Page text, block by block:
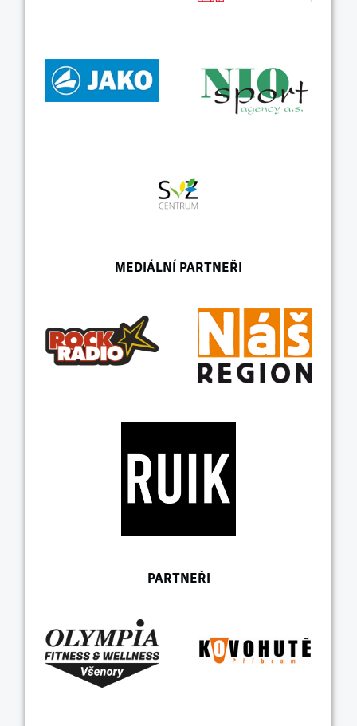
MEDIÁLNÍ PARTNEŘI
PARTNEŘI